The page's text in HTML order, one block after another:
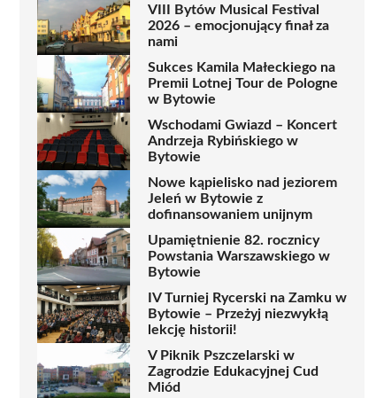
VIII Bytów Musical Festival
2026 – emocjonujący finał za
nami
Sukces Kamila Małeckiego na
Premii Lotnej Tour de Pologne
w Bytowie
Wschodami Gwiazd – Koncert
Andrzeja Rybińskiego w
Bytowie
Nowe kąpielisko nad jeziorem
Jeleń w Bytowie z
dofinansowaniem unijnym
Upamiętnienie 82. rocznicy
Powstania Warszawskiego w
Bytowie
IV Turniej Rycerski na Zamku w
Bytowie – Przeżyj niezwykłą
lekcję historii!
V Piknik Pszczelarski w
Zagrodzie Edukacyjnej Cud
Miód